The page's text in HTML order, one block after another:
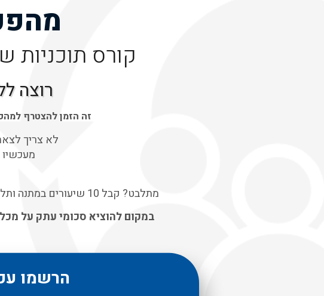
קורס תוכניות
רוצה
זה הזמן להצטרף
לא צריך
מתלבט? קבל 10 שיעורים במתנה ותלמדו כבר איך לעשות כסף (והרבה..) באמצעות קורס תוכנית השותפים שלנו.
במקום להוציא סכומי עתק על
הרשמו